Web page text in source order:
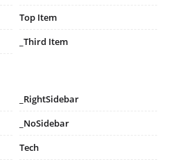
Top Item
_Third Item
_RightSidebar
_NoSidebar
Tech